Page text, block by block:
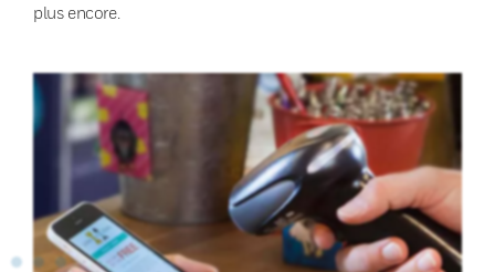
plus encore.